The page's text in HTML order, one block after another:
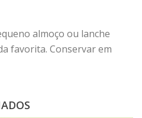
almoço ou lanche
favorita. Conservar em